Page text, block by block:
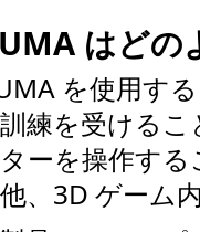
はどの
を使用す
練を受ける
ーを操作す
、3D ゲーム